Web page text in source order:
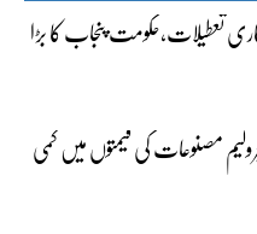
تعطیلات،حکومت پنجاب کا بڑا
مصنوعات کی قیمتوں میں کمی